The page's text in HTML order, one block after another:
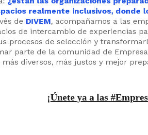
realmente inclusivos, donde
de DIVEM, acompañamos a las
de intercambio de experiencias
procesos de selección y
parte de la comunidad de
diversos, más justos y mejor
¡Únete ya a las